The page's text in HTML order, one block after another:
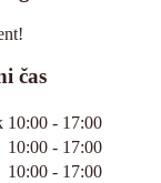
čas
10:00 - 17:00
10:00 - 17:00
10:00 - 17:00